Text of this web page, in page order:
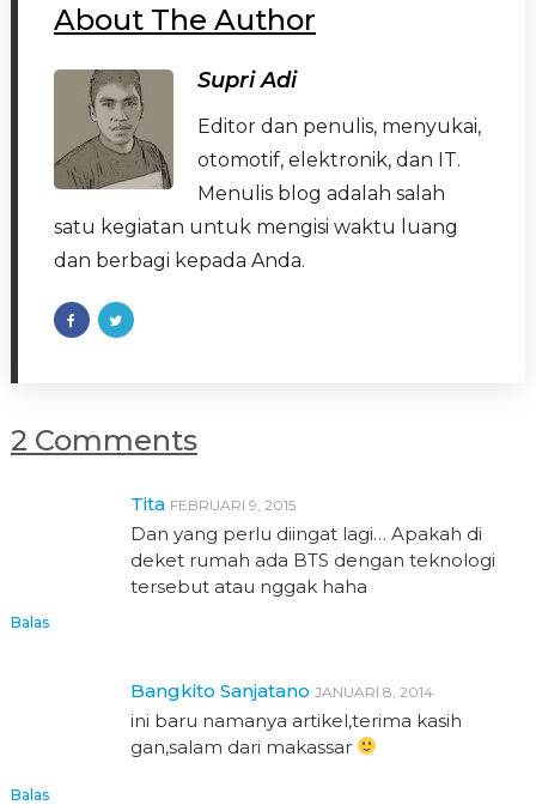
About The Author
Supri Adi
Editor dan penulis, menyukai,
otomotif, elektronik, dan IT.
Menulis blog adalah salah
satu kegiatan untuk mengisi waktu luang
dan berbagi kepada Anda.
2 Comments
Tita FEBRUARI 9, 2015
Dan yang perlu diingat lagi… Apakah di
deket rumah ada BTS dengan teknologi
tersebut atau nggak haha
Balas
Bangkito Sanjatano JANUARI 8, 2014
ini baru namanya artikel,terima kasih
gan,salam dari makassar
Balas